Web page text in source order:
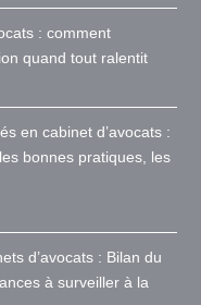
: comment
quand tout ralentit
en cabinet d’avocats :
bonnes pratiques, les
d’avocats : Bilan du
à surveiller à la